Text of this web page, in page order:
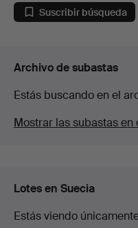
Suscribir búsqueda
Archivo de subastas
Estás buscando en el
Mostrar las subastas en
Lotes en Suecia
Estás viendo